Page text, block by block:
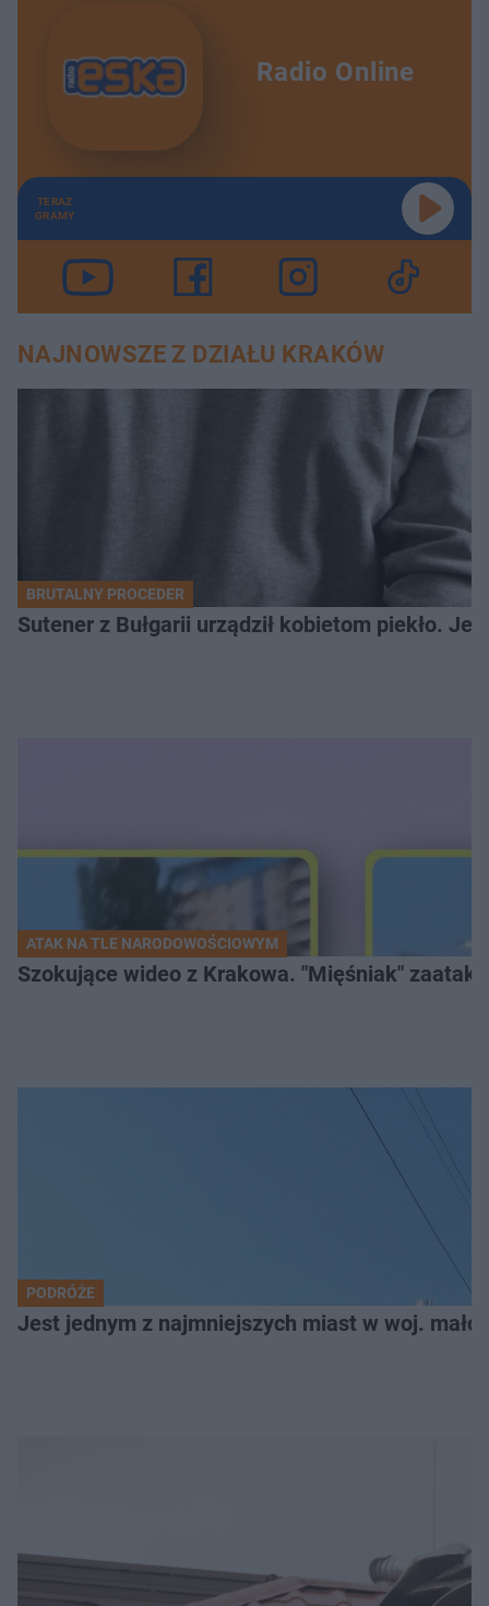
Radio Online
TERAZ
GRAMY
NAJNOWSZE Z DZIAŁU KRAKÓW
BRUTALNY PROCEDER
Sutener z Bułgarii urządził kobietom piekło.
ATAK NA TLE NARODOWOŚCIOWYM
Szokujące wideo z Krakowa. "Mięśniak"
PODRÓŻE
Jest jednym z najmniejszych miast w woj.